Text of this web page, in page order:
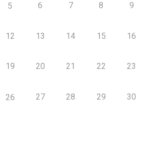
5 6 7 8 9
12 13 14 15 16
19 20 21 22 23
26 27 28 29 30